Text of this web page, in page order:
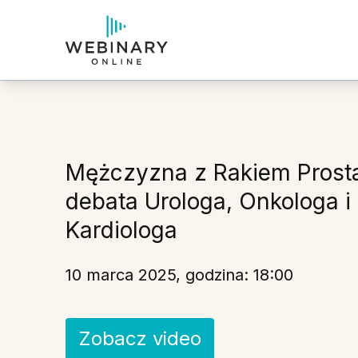
Mężczyzna z Rakiem
debata Urologa, Onkologa i
Kardiologa
10 marca 2025, godzina: 18:00
Zobacz video